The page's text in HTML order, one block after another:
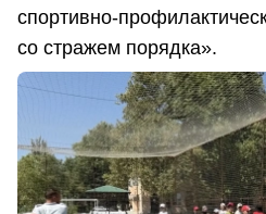
спортивно-
со стражем порядка».